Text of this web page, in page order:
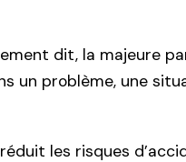
dit, la majeure
un problème, une
les risques